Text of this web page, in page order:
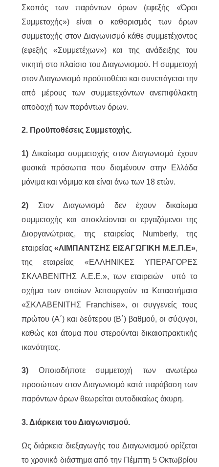
Σκοπός των παρόντων όρων (εφεξής «Όροι
Συμμετοχής») είναι ο καθορισμός των όρων
συμμετοχής στον Διαγωνισμό κάθε συμμετέχοντος
(εφεξής «Συμμετέχων») και της ανάδειξης του
νικητή στο πλαίσιο του Διαγωνισμού. Η συμμετοχή
στον Διαγωνισμό προϋποθέτει και συνεπάγεται την
από μέρους των συμμετεχόντων ανεπιφύλακτη
αποδοχή των παρόντων όρων.
2. Προϋποθέσεις Συμμετοχής.
1) Δικαίωμα συμμετοχής στον Διαγωνισμό έχουν
φυσικά πρόσωπα που διαμένουν στην Ελλάδα
μόνιμα και νόμιμα και είναι άνω των 18 ετών.
2) Στον Διαγωνισμό δεν έχουν δικαίωμα
συμμετοχής και αποκλείονται οι εργαζόμενοι της
Διοργανώτριας, της εταιρείας Numberly, της
εταιρείας «ΛΙΜΠΑΝΤΣΗΣ ΕΙΣΑΓΩΓΙΚΗ Μ.Ε.Π.Ε»,
της εταιρείας «ΕΛΛΗΝΙΚΕΣ ΥΠΕΡΑΓΟΡΕΣ
ΣΚΛΑΒΕΝΙΤΗΣ Α.Ε.Ε.», των εταιρειών υπό το
σχήμα των οποίων λειτουργούν τα Καταστήματα
«ΣΚΛΑΒΕΝΙΤΗΣ Franchise», οι συγγενείς τους
πρώτου (Α΄) και δεύτερου (Β΄) βαθμού, οι σύζυγοι,
καθώς και άτομα που στερούνται δικαιοπρακτικής
ικανότητας.
3) Οποιαδήποτε συμμετοχή των ανωτέρω
προσώπων στον Διαγωνισμό κατά παράβαση των
παρόντων όρων θεωρείται αυτοδικαίως άκυρη.
3. Διάρκεια του Διαγωνισμού.
Ως διάρκεια διεξαγωγής του Διαγωνισμού ορίζεται
το χρονικό διάστημα από την Πέμπτη 5 Οκτωβρίου